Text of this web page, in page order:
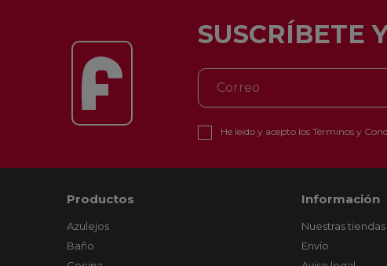
SUSCRÍBETE
He leído y acepto los Términos y
Productos
Azulejos
Baño
Información
Nuestras tiendas
Envío